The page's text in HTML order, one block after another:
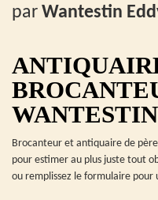
par Wantestin
Brocanteur et antiquaire de
pour estimer au plus juste tout
ou remplissez le formulaire